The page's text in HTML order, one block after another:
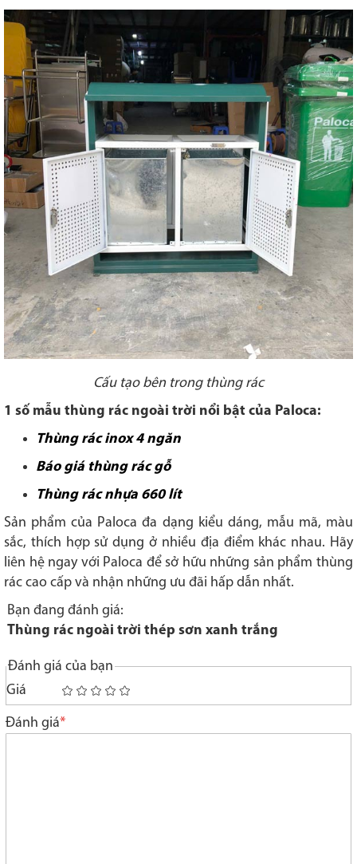
Cấu tạo bên trong thùng rác
1 số mẫu thùng rác ngoài trời nổi bật của Paloca:
Thùng rác inox 4 ngăn
Báo giá thùng rác gỗ
Thùng rác nhựa 660 lít
Sản phẩm của Paloca đa dạng kiểu dáng, mẫu mã, màu
sắc, thích hợp sử dụng ở nhiều địa điểm khác nhau. Hãy
liên hệ ngay với Paloca để sở hữu những sản phẩm thùng
rác cao cấp và nhận những ưu đãi hấp dẫn nhất.
Bạn đang đánh giá:
Thùng rác ngoài trời thép sơn xanh trắng
Đánh giá của bạn
Giá
1
star
2
stars
3
stars
4
stars
5
stars
Đánh giá